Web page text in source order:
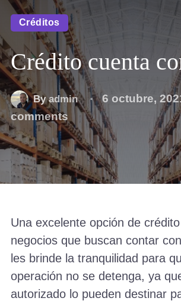
Créditos
Crédito cuenta
Byadmin 6 octubre,
comments
Una excelente opción de
negocios que buscan contar
les brinde la tranquilidad para
operación no se detenga, ya
autorizado lo pueden destinar